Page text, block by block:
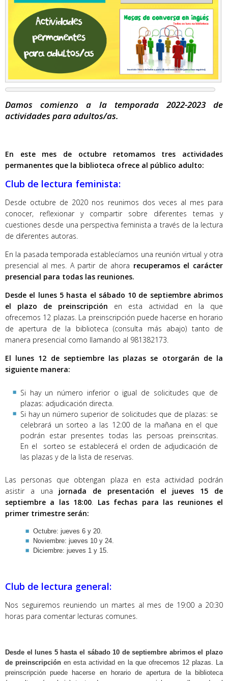
Damos comienzo a la temporada 2022-2023 de
actividades para adultos/as.
En este mes de octubre retomamos tres actividades
permanentes que la biblioteca ofrece al público adulto:
Club de lectura feminista:
Desde octubre de 2020 nos reunimos dos veces al mes para
conocer, reflexionar y compartir sobre diferentes temas y
cuestiones desde una perspectiva feminista a través de la lectura
de diferentes autoras.
En la pasada temporada establecíamos una reunión virtual y otra
presencial al mes. A partir de ahora recuperamos el carácter
presencial para todas las reuniones.
Desde el lunes 5 hasta el sábado 10 de septiembre abrimos
el plazo de preinscripción en esta actividad en la que
ofrecemos 12 plazas. La preinscripción puede hacerse en horario
de apertura de la biblioteca (consulta más abajo) tanto de
manera presencial como llamando al 981382173.
El lunes 12 de septiembre las plazas se otorgarán de la
siguiente manera:
Si hay un número inferior o igual de solicitudes que de
plazas: adjudicación directa.
Si hay un número superior de solicitudes que de plazas: se
celebrará un sorteo a las 12:00 de la mañana en el que
podrán estar presentes todas las persoas preinscritas.
En el sorteo se establecerá el orden de adjudicación de
las plazas y de la lista de reservas.
Las personas que obtengan plaza en esta actividad podrán
asistir a una jornada de presentación el jueves 15 de
septiembre a las 18:00
Las fechas para las reuniones el
primer trimestre serán:
Octubre: jueves 6 y 20.
Noviembre: jueves 10 y 24.
Diciembre: jueves 1 y 15.
Club de lectura general:
Nos seguiremos reuniendo un martes al mes de 19:00 a 20:30
horas para comentar lecturas comunes.
Desde el lunes 5 hasta el sábado 10 de septiembre abrimos el plazo
de preinscripción en esta actividad en la que ofrecemos 12 plazas. La
preinscripción puede hacerse en horario de apertura de la biblioteca